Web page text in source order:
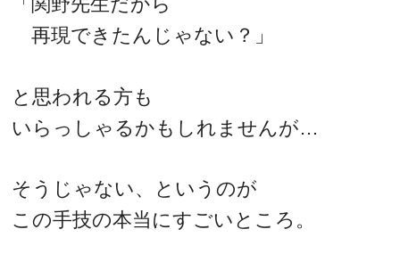
再現できたんじゃない？」
と思われる方も
いらっしゃるかもしれませんが…
そうじゃない、というのが
この手技の本当にすごいところ。